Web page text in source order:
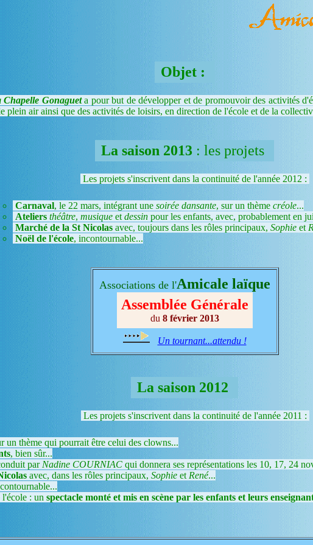
Objet :
Chapelle Gonagueta pour but de développer et de promouvoir des activités
plein air ainsi que des activités de loisirs, en direction de l'école et de la
La saison 2013 : les projets
Les projets s'inscrivent dans la continuité de l'année 2012 :
Carnaval, le 22 mars, intégrant une soirée dansante, sur un thème créole...
Ateliers théâtre, musique et dessin pour les enfants, avec, probablement en
Marché de la St Nicolas avec, toujours dans les rôles principaux, Sophie et
Noël de l'école, incontournable...
Associations de l'Amicale laïque
Assemblée Générale
du 8 février 2013
Un tournant...attendu !
La saison 2012
Les projets s'inscrivent dans la continuité de l'année 2011 :
un thème qui pourrait être celui des clowns...
, bien sûr...
par Nadine COURNIACqui donnera ses représentations les 10, 17, 24
avec, dans les rôles principaux, Sophieet René...
l'école : un spectacle monté et mis en scène par les enfants et leurs